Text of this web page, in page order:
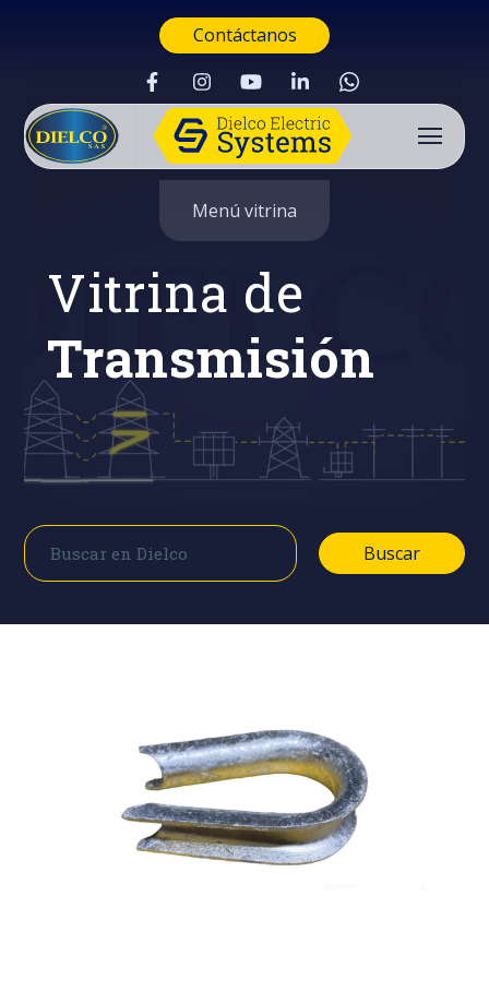
Contáctanos
Buscar
Menú vitrina
Vitrina de
Transmisión
Buscar
Buscar